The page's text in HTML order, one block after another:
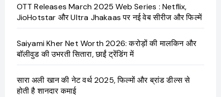
OTT Releases March 2025 Web Series : Netflix,
JioHotstar और Ultra Jhakaas पर नई वेब सीरीज और फिल्में
Saiyami Kher Net Worth 2026: करोड़ों की मालकिन और
बॉलीवुड की उभरती सितारा, छाईं ट्रेंडिंग में
सारा अली खान की नेट वर्थ 2025, फिल्मों और ब्रांड डील्स से
होती है शानदार कमाई